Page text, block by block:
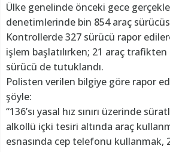
Ülke genelinde önceki gece
denetimlerinde bin 854 araç
Kontrollerde 327 sürücü rapor
işlem başlatılırken; 21 araç
sürücü de tutuklandı.
Polisten verilen bilgiye göre rapor
şöyle:
“136’sı yasal hız sınırı üzerinde
alkollü içki tesiri altında araç
esnasında cep telefonu kullanmak,